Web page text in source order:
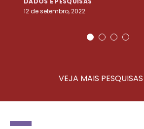
12 de setembro, 2022
VEJA MAIS PESQUISAS